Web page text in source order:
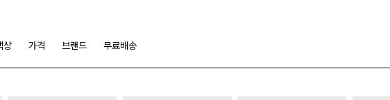
상 가격 브랜드 무료배송